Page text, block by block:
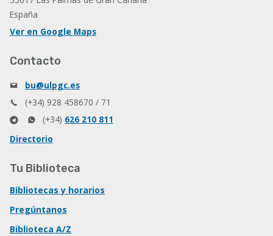
España
Ver en Google Maps
Contacto
bu@ulpgc.es
(+34) 928 458670 / 71
(+34) 626 210 811
Directorio
Tu Biblioteca
Bibliotecas y horarios
Pregúntanos
Biblioteca A/Z